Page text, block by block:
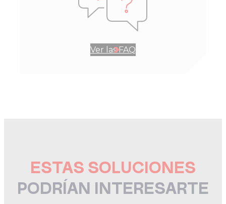
Ver las FAQ
ESTAS SOLUCIONES
PODRÍAN INTERESARTE